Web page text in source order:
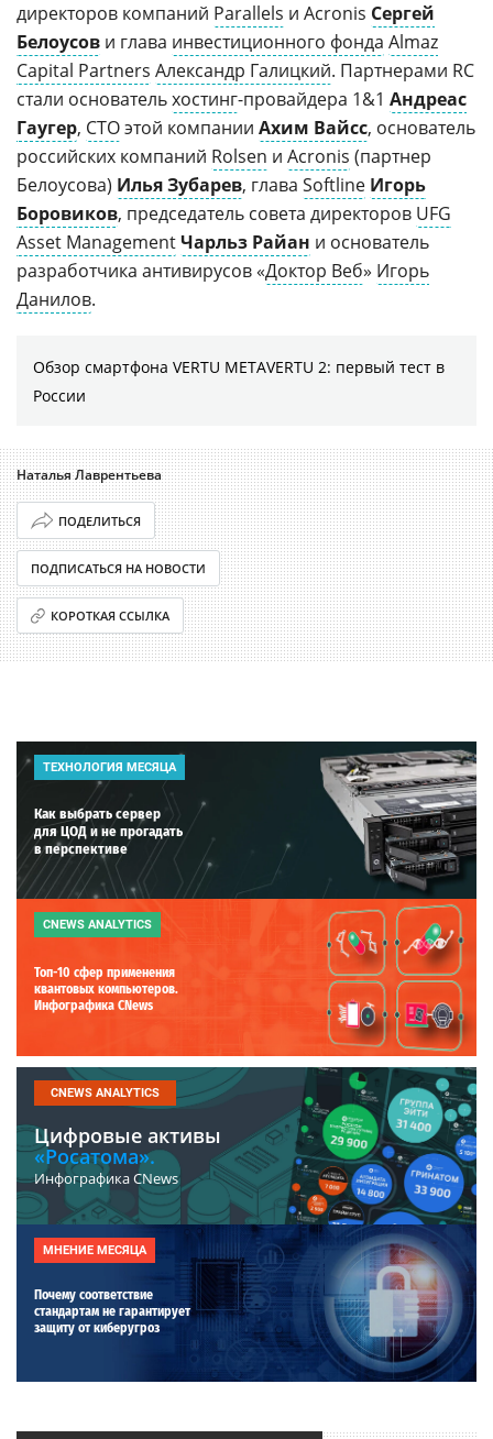
директоров компаний Parallels и Acronis Сергей
Белоусов и глава инвестиционного фонда Almaz
Capital Partners Александр Галицкий. Партнерами RC
стали основательхостинг-провайдера 1&1 Андреас
Гаугер, CTOэтой компании Ахим Вайсс, основатель
российских компаний Rolsen и Acronis (партнер
Белоусова) Илья Зубарев, глава Softline Игорь
Боровиков, председатель совета директоров UFG
Asset ManagementЧарльз Райан и основатель
разработчика антивирусов «Доктор Веб» Игорь
Данилов.
Обзор смартфона VERTU METAVERTU 2: первый тест в
России
Наталья Лаврентьева
ПОДЕЛИТЬСЯ
ПОДПИСАТЬСЯ НА НОВОСТИ
КОРОТКАЯ ССЫЛКА
ТЕХНОЛОГИЯ МЕСЯЦА
Как выбрать сервер
для ЦОД и не прогадать
в перспективе
CNEWS ANALYTICS
Топ-10 сфер применения
квантовых компьютеров.
Инфографика CNews
CNEWS ANALYTICS
Цифровые активы
«Росатома».
Инфографика CNews
МНЕНИЕ МЕСЯЦА
Почему соответствие
стандартам не гарантирует
защиту от киберугроз